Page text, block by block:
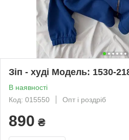
Зіп - худі Модель: 1530-
В наявності
Код: 015550
Опт і роздріб
890 ₴